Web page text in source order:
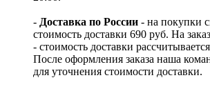
- Доставка по России - на покупки
стоимость доставки 690 руб. На
- стоимость доставки
После оформления заказа наша
для уточнения стоимости доставки.